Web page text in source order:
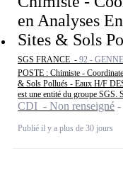
en Analyses
Sites & Sols
SGS FRANCE - 92 -
POSTE : Chimiste -
& Sols Pollués - Eaux H/F
est une entité du groupe SGS.
CDI - Non renseigné
Publié il y a plus de 30 jours